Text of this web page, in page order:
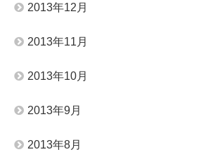
2013年12月
2013年11月
2013年10月
2013年9月
2013年8月